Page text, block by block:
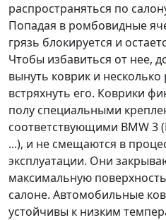
распространяться по
Попадая в ромбовидные
грязь блокируется и
Чтобы избавиться от нее,
вынуть коврик и несколько
встряхнуть его. Коврики
полу специальными
соответствующими BMW 3
...), и не смещаются в
эксплуатации. Они
максимальную
салоне. Автомобильные
устойчивы к низким